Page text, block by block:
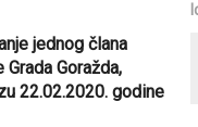
jednog člana
Goražda,
22.02.2020. godine